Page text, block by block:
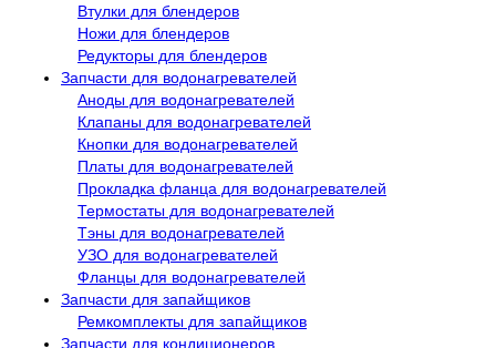
Втулки для блендеров
Ножи для блендеров
Редукторы для блендеров
Запчасти для водонагревателей
Аноды для водонагревателей
Клапаны для водонагревателей
Кнопки для водонагревателей
Платы для водонагревателей
Прокладка фланца для водонагревателей
Термостаты для водонагревателей
Тэны для водонагревателей
УЗО для водонагревателей
Фланцы для водонагревателей
Запчасти для запайщиков
Ремкомплекты для запайщиков
Запчасти для кондиционеров